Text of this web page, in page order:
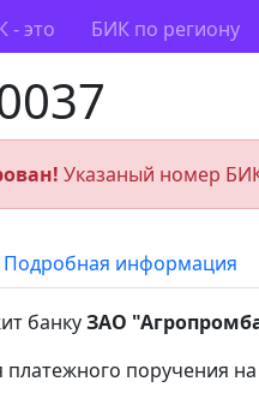
- это БИК по региону
Указаный номер
Подробная информация
банкуЗАО
платежного поручения